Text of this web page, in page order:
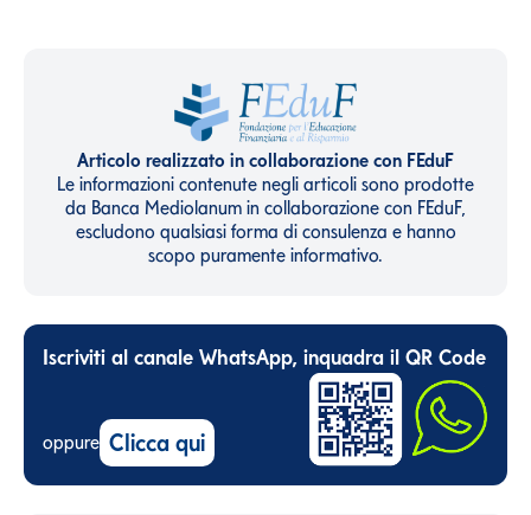
Articolo realizzato in collaborazione con FEduF
Le informazioni contenute negli articoli sono prodotte
da Banca Mediolanum in collaborazione con FEduF,
escludono qualsiasi forma di consulenza e hanno
scopo puramente informativo.
Iscriviti al canale WhatsApp, inquadra il QR Code
oppure Clicca qui